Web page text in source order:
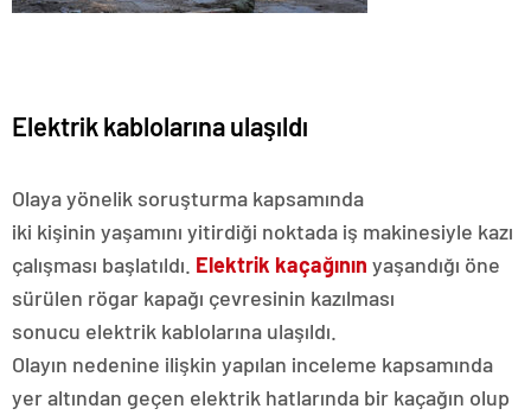
Elektrik kablolarına ulaşıldı
Olaya yönelik soruşturma kapsamında
iki kişinin yaşamını yitirdiği noktada iş makinesiyle kazı
çalışması başlatıldı. Elektrik kaçağının yaşandığı öne
sürülen rögar kapağı çevresinin kazılması
sonucu elektrik kablolarına ulaşıldı.
Olayın nedenine ilişkin yapılan inceleme kapsamında
yer altından geçen elektrik hatlarında bir kaçağın olup